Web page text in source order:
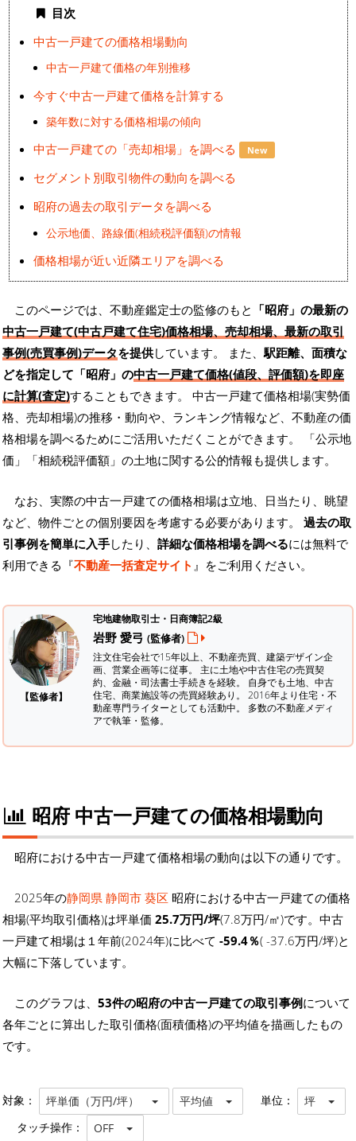
目次
中古一戸建ての価格相場動向
中古一戸建て価格の年別推移
今すぐ中古一戸建て価格を計算する
築年数に対する価格相場の傾向
中古一戸建ての「売却相場」を調べる New
セグメント別取引物件の動向を調べる
昭府の過去の取引データを調べる
公示地価、路線価(相続税評価額)の情報
価格相場が近い近隣エリアを調べる
このページでは、不動産鑑定士の監修のもと 「昭府」の最新の
中古一戸建て(中古戸建て住宅)価格相場、売却相場、最新の取引
事例(売買事例)データを提供しています。 また、駅距離、面積な
どを指定して「昭府」の中古一戸建て価格(値段、評価額)を即座
に計算(査定)することもできます。 中古一戸建て価格相場(実勢価
格、売却相場)の推移・動向や、ランキング情報など、不動産の価
格相場を調べるためにご活用いただくことができます。
「公示地
価」「相続税評価額」の土地に関する公的情報も提供します。
なお、実際の中古一戸建ての価格相場は立地、日当たり、眺望
など、物件ごとの個別要因を考慮する必要があります。 過去の取
引事例を簡単に入手したり、 詳細な価格相場を調べるには無料で
利用できる『不動産一括査定サイト 』をご利用ください。
【監修者】
宅地建物取引士・日商簿記2級
岩野 愛弓 (監修者)
注文住宅会社で15年以上、不動産売買、建築デザイン企
画、営業企画等に従事。 主に土地や中古住宅の売買契
約、金融・司法書士手続きを経験。 自身でも土地、中古
住宅、商業施設等の売買経験あり。 2016年より住宅・不
動産専門ライターとしても活動中。 多数の不動産メディ
アで執筆・監修。
昭府 中古一戸建ての価格相場動向
昭府における中古一戸建て価格相場の動向は以下の通りです。
2025年の静岡県 静岡市 葵区 昭府における中古一戸建ての価格
相場(平均取引価格)は坪単価 25.7万円/坪(7.8万円/㎡)です。中古
一戸建て相場は１年前(2024年)に比べて -59.4％( -37.6万円/坪)と
大幅に下落しています。
このグラフは、 53件の昭府の中古一戸建ての取引事例について
各年ごとに算出した取引価格(面積価格)の平均値を描画したもの
です。
対象： 坪単価（万円/坪） 平均値 単位： 坪
タッチ操作： OFF